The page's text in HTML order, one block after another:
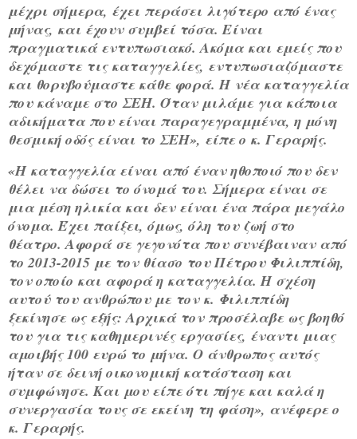
μέχρι σήμερα, έχει περάσει λιγότερο από ένας
μήνας, και έχουν συμβεί τόσα. Είναι
πραγματικά εντυπωσιακό. Ακόμα και εμείς που
δεχόμαστε τις καταγγελίες, εντυπωσιαζόμαστε
και θορυβούμαστε κάθε φορά. Η νέα καταγγελία
που κάναμε στο ΣΕΗ. Όταν μιλάμε για κάποια
αδικήματα που είναι παραγεγραμμένα, η μόνη
θεσμική οδός είναι το ΣΕΗ», είπε ο κ. Γεραρής.
«Η καταγγελία είναι από έναν ηθοποιό που δεν
θέλει να δώσει το όνομά του. Σήμερα είναι σε
μια μέση ηλικία και δεν είναι ένα πάρα μεγάλο
όνομα. Έχει παίξει, όμως, όλη του ζωή στο
θέατρο. Αφορά σε γεγονότα που συνέβαιναν από
το 2013-2015 με τον θίασο του Πέτρου Φιλιππίδη,
τον οποίο και αφορά η καταγγελία. Η σχέση
αυτού του ανθρώπου με τον κ. Φιλιππίδη
ξεκίνησε ως εξής: Αρχικά τον προσέλαβε ως βοηθό
του για τις καθημερινές εργασίες, έναντι μιας
αμοιβής 100 ευρώ το μήνα. Ο άνθρωπος αυτός
ήταν σε δεινή οικονομική κατάσταση και
συμφώνησε. Και μου είπε ότι πήγε και καλά η
συνεργασία τους σε εκείνη τη φάση», ανέφερε ο
κ. Γεραρής.